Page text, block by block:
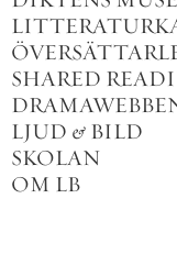
SHARED
LJUD & BILD
SKOLAN
OM LB